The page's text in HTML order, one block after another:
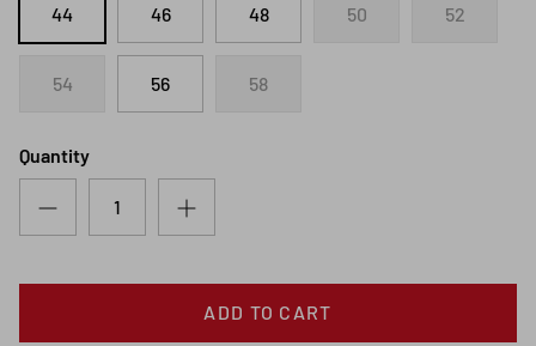
44 46 48 50 52
54 56 58
Quantity
ADD TO CART